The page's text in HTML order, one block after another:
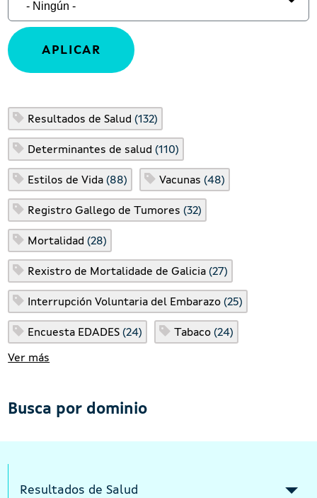
Resultados de Salud (132)
Determinantes de salud (110)
Estilos de Vida (88) Vacunas (48)
Registro Gallego de Tumores (32)
Mortalidad (28)
Rexistro de Mortalidade de Galicia (27)
Interrupción Voluntaria del Embarazo (25)
Encuesta EDADES (24) Tabaco (24)
Ver más
Busca por dominio
Resultados de Salud